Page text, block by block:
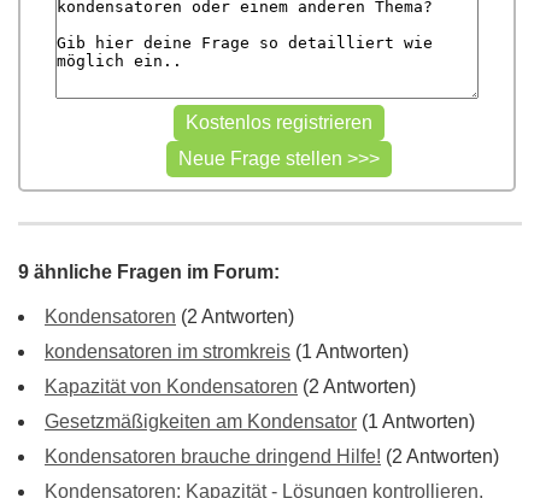
9 ähnliche Fragen im Forum:
Kondensatoren (2 Antworten)
kondensatoren im stromkreis (1 Antworten)
Kapazität von Kondensatoren (2 Antworten)
Gesetzmäßigkeiten am Kondensator (1 Antworten)
Kondensatoren brauche dringend Hilfe! (2 Antworten)
Kondensatoren: Kapazität - Lösungen kontrollieren,